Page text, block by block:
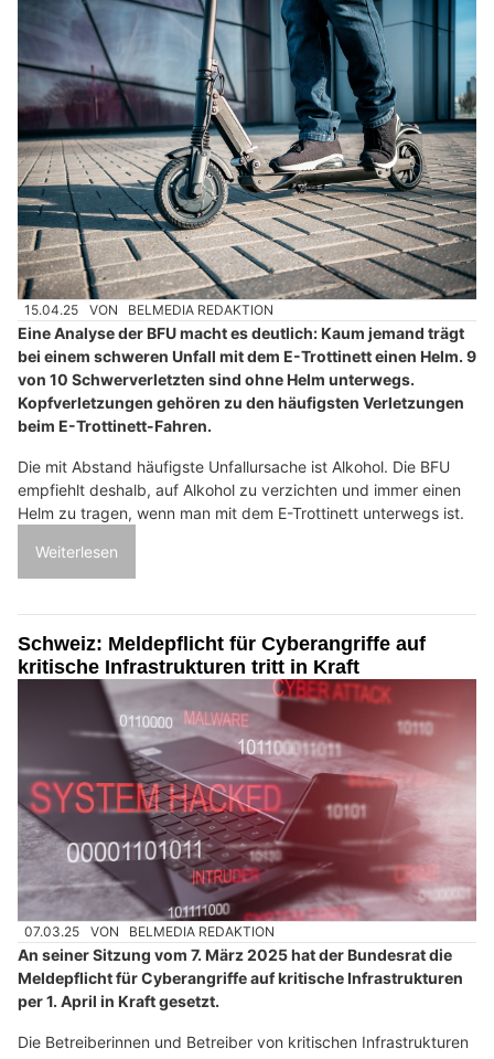
15.04.25 VON BELMEDIA REDAKTION
Eine Analyse der BFU macht es deutlich: Kaum jemand trägt
bei einem schweren Unfall mit dem E-Trottinett einen Helm. 9
von 10 Schwerverletzten sind ohne Helm unterwegs.
Kopfverletzungen gehören zu den häufigsten Verletzungen
beim E-Trottinett-Fahren.
Die mit Abstand häufigste Unfallursache ist Alkohol. Die BFU
empfiehlt deshalb, auf Alkohol zu verzichten und immer einen
Helm zu tragen, wenn man mit dem E-Trottinett unterwegs ist.
Weiterlesen
Schweiz: Meldepflicht für Cyberangriffe auf
kritische Infrastrukturen tritt in Kraft
07.03.25 VON BELMEDIA REDAKTION
An seiner Sitzung vom 7. März 2025 hat der Bundesrat die
Meldepflicht für Cyberangriffe auf kritische Infrastrukturen
per 1. April in Kraft gesetzt.
Die Betreiberinnen und Betreiber von kritischen Infrastrukturen